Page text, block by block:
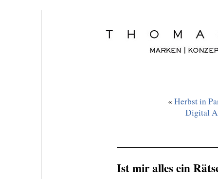
« Herbst in
Digital
Ist mir alles ein